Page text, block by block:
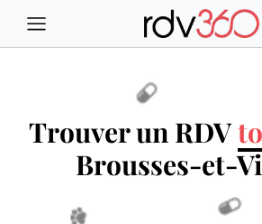
Trouver un RDV
Brousses-et-